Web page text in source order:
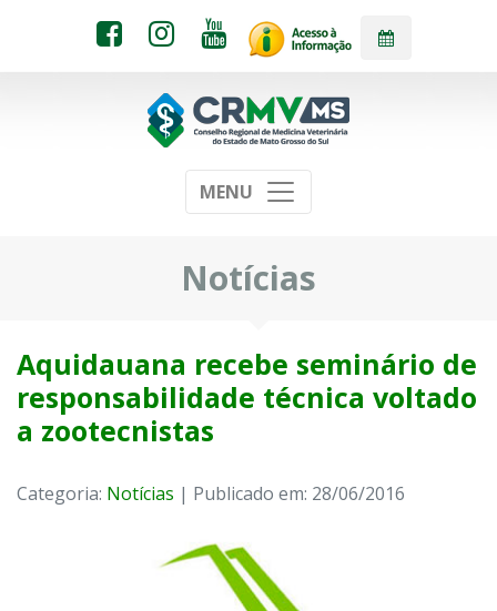
MENU
Notícias
Aquidauana recebe seminário de
responsabilidade técnica voltado
a zootecnistas
Categoria: Notícias | Publicado em: 28/06/2016